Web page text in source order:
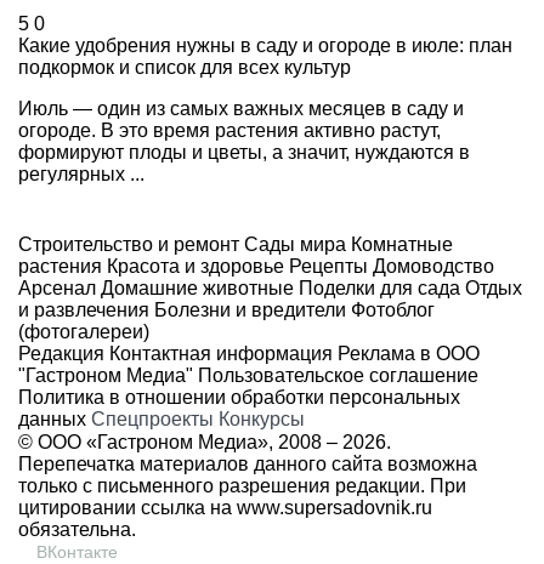
5 0
Какие удобрения нужны в саду и огороде в июле: план
подкормок и список для всех культур
Июль — один из самых важных месяцев в саду и
огороде. В это время растения активно растут,
формируют плоды и цветы, а значит, нуждаются в
регулярных ...
Строительство и ремонт Сады мира Комнатные
растения Красота и здоровье Рецепты Домоводство
Арсенал Домашние животные Поделки для сада Отдых
и развлечения Болезни и вредители Фотоблог
(фотогалереи)
Редакция Контактная информация Реклама в ООО
"Гастроном Медиа" Пользовательское соглашение
Политика в отношении обработки персональных
данных Спецпроекты Конкурсы
© ООО «Гастроном Медиа», 2008 – 2026.
Перепечатка материалов данного сайта возможна
только с письменного разрешения редакции. При
цитировании ссылка на www.supersadovnik.ru
обязательна.
ВКонтакте